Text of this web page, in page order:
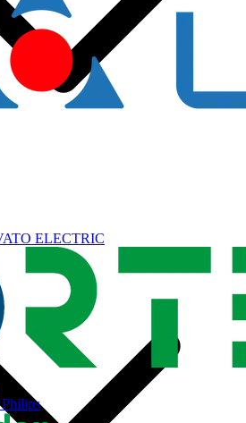
ELECTRIC
Philips